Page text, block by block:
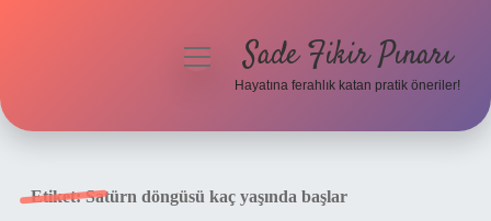
menüyüSade Fikir Pınarı
Hayatına ferahlık katan pratik öneriler!
Etiket:Satürn döngüsü kaç yaşında başlar